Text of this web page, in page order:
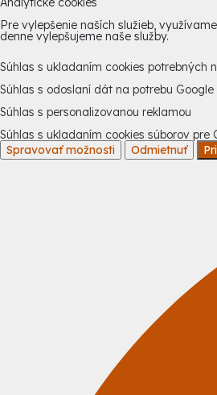
Pre vylepšenie naších služieb,
denne vylepšujeme naše služby.
Súhlas s ukladaním cookies potrebných
Súhlas s odoslaní dát na potrebu Google
Súhlas s personalizovanou reklamou
Súhlas s ukladaním cookies súborov pre
Spravovať možnosti
Odmietnuť